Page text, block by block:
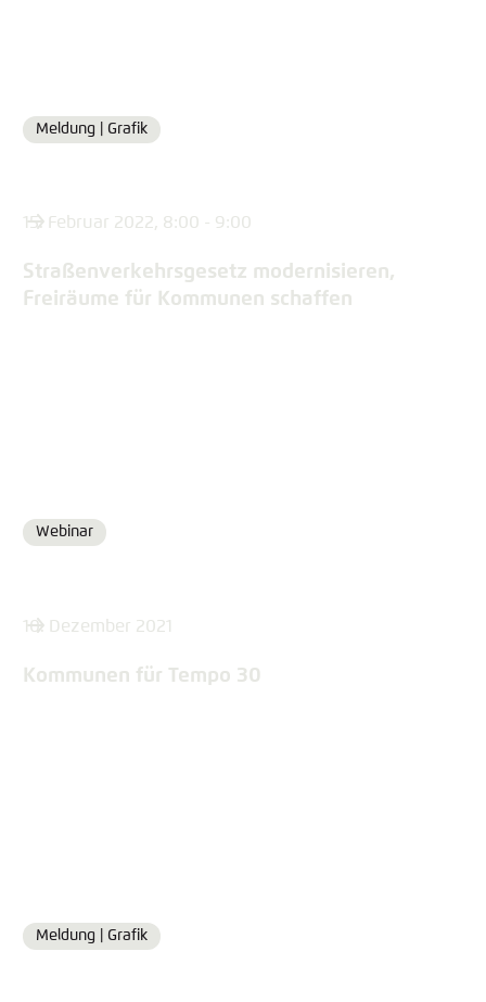
Format
Meldung | Grafik
15. Februar 2022, 8:00 - 9:00
Straßenverkehrsgesetz modernisieren,
Freiräume für Kommunen schaffen
Format
Webinar
10. Dezember 2021
Kommunen für Tempo 30
Format
Meldung | Grafik